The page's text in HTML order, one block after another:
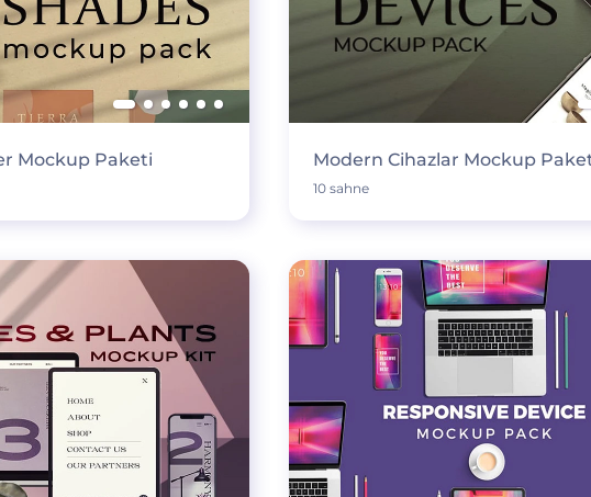
Mockup Paketi Modern Cihazlar Mockup
10 sahne